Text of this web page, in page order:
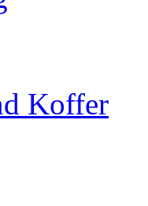
Koffer